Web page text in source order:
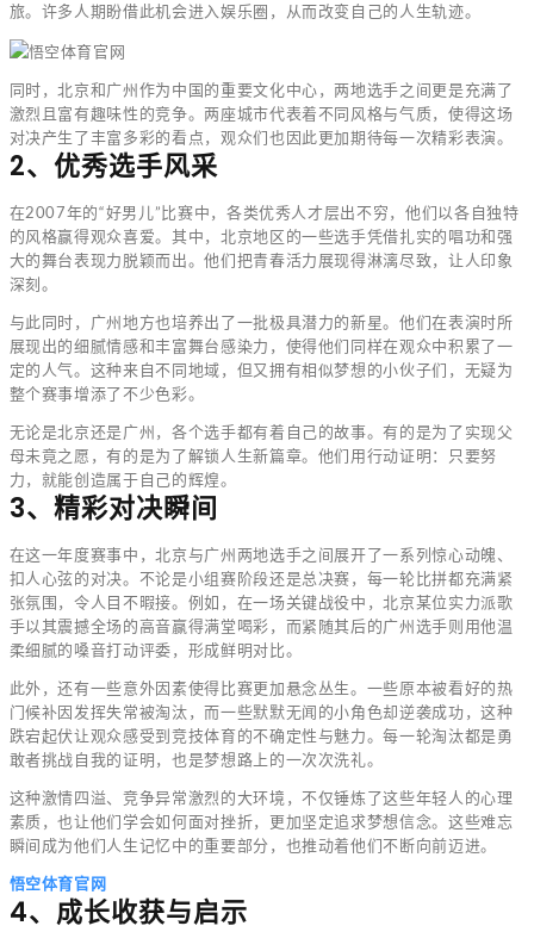
旅。许多人期盼借此机会进入娱乐圈，从而改变自己的人生轨迹。
同时，北京和广州作为中国的重要文化中心，两地选手之间更是充满了
激烈且富有趣味性的竞争。两座城市代表着不同风格与气质，使得这场
对决产生了丰富多彩的看点，观众们也因此更加期待每一次精彩表演。
2、优秀选手风采
在2007年的“好男儿”比赛中，各类优秀人才层出不穷，他们以各自独特
的风格赢得观众喜爱。其中，北京地区的一些选手凭借扎实的唱功和强
大的舞台表现力脱颖而出。他们把青春活力展现得淋漓尽致，让人印象
深刻。
与此同时，广州地方也培养出了一批极具潜力的新星。他们在表演时所
展现出的细腻情感和丰富舞台感染力，使得他们同样在观众中积累了一
定的人气。这种来自不同地域，但又拥有相似梦想的小伙子们，无疑为
整个赛事增添了不少色彩。
无论是北京还是广州，各个选手都有着自己的故事。有的是为了实现父
母未竟之愿，有的是为了解锁人生新篇章。他们用行动证明：只要努
力，就能创造属于自己的辉煌。
3、精彩对决瞬间
在这一年度赛事中，北京与广州两地选手之间展开了一系列惊心动魄、
扣人心弦的对决。不论是小组赛阶段还是总决赛，每一轮比拼都充满紧
张氛围，令人目不暇接。例如，在一场关键战役中，北京某位实力派歌
手以其震撼全场的高音赢得满堂喝彩，而紧随其后的广州选手则用他温
柔细腻的嗓音打动评委，形成鲜明对比。
此外，还有一些意外因素使得比赛更加悬念丛生。一些原本被看好的热
门候补因发挥失常被淘汰，而一些默默无闻的小角色却逆袭成功，这种
跌宕起伏让观众感受到竞技体育的不确定性与魅力。每一轮淘汰都是勇
敢者挑战自我的证明，也是梦想路上的一次次洗礼。
这种激情四溢、竞争异常激烈的大环境，不仅锤炼了这些年轻人的心理
素质，也让他们学会如何面对挫折，更加坚定追求梦想信念。这些难忘
瞬间成为他们人生记忆中的重要部分，也推动着他们不断向前迈进。
悟空体育官网
4、成长收获与启示